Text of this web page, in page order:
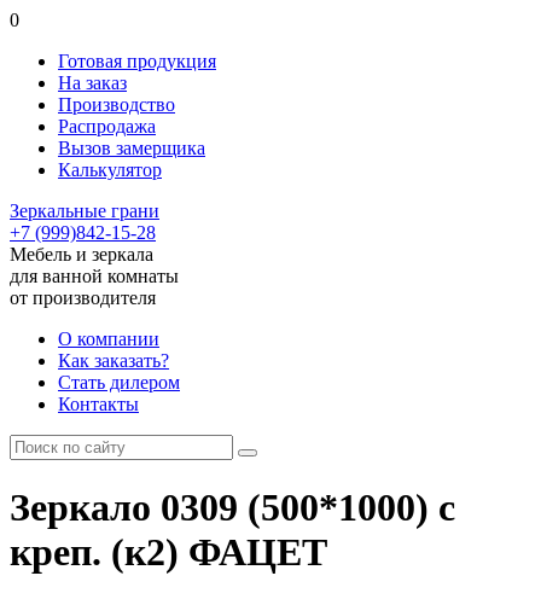
0
Готовая продукция
На заказ
Производство
Распродажа
Вызов замерщика
Калькулятор
Зеркальные грани
+7 (999)842-15-28
Мебель и зеркала
для ванной комнаты
от производителя
О компании
Как заказать?
Стать дилером
Контакты
Зеркало 0309 (500*1000) с
креп. (к2) ФАЦЕТ